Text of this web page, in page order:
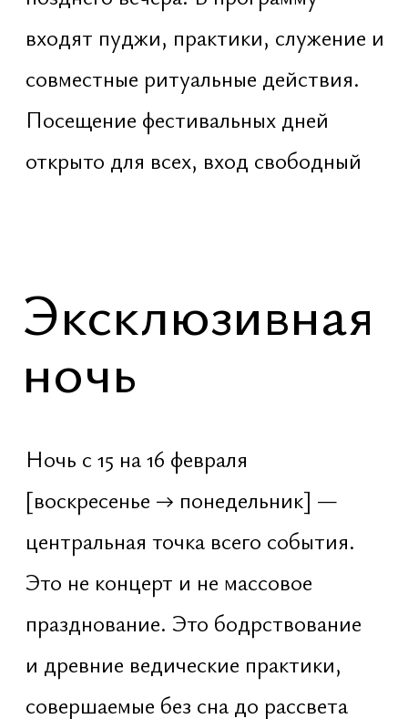
совершаемые без сна до рассвета
Ночная программа организуется
отдельно и проходит по
предварительной регистрации
18:37 – 20:30 · Lakh Batti
На закате солнца. Зажигание 100
000 масляных фитилей для Шивы —
коллективное подношение света как
Структура
ночи